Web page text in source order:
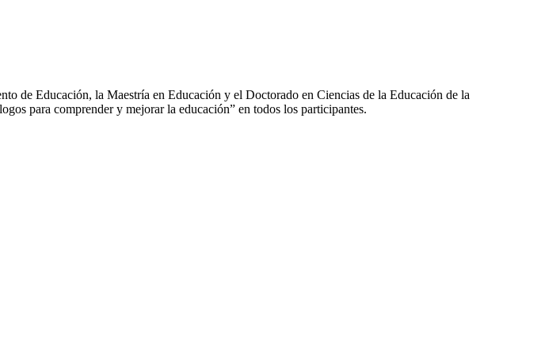
de Educación, la Maestría en Educación y el Doctorado en Ciencias de la Educación de la
para comprender y mejorar la educación” en todos los participantes.